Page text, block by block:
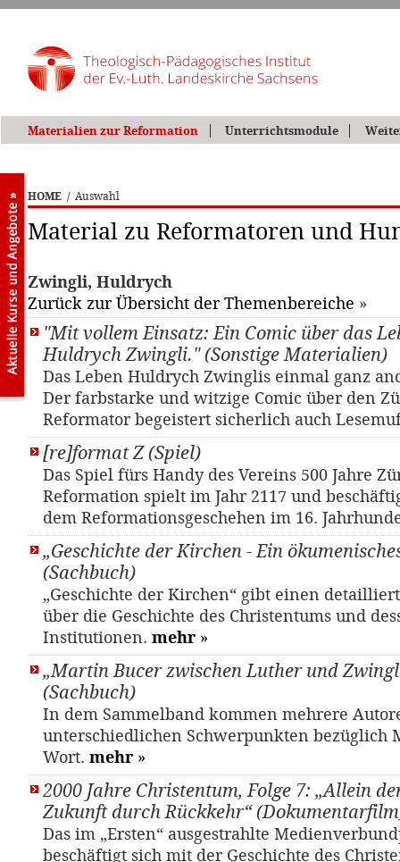
Materialien zur Reformation Unterrichtsmodule
HOME / Auswahl
Material zu Reformatoren und
Zwingli, Huldrych
Zurück zur Übersicht der Themenbereiche »
"Mit vollem Einsatz: Ein Comic über das
Huldrych Zwingli." (Sonstige Materialien)
Das Leben Huldrych Zwinglis einmal ganz
Der farbstarke und witzige Comic über den
Reformator begeistert sicherlich auch
[re]format Z (Spiel)
Das Spiel fürs Handy des Vereins 500 Jahre
Reformation spielt im Jahr 2117 und
dem Reformationsgeschehen im 16.
„Geschichte der Kirchen - Ein
(Sachbuch)
„Geschichte der Kirchen“ gibt einen
über die Geschichte des Christentums und
Institutionen. mehr »
„Martin Bucer zwischen Luther und
(Sachbuch)
In dem Sammelband kommen mehrere
unterschiedlichen Schwerpunkten bezüglich
Wort. mehr »
2000 Jahre Christentum, Folge 7: „Allein
Zukunft durch Rückkehr“
Das im „Ersten“ ausgestrahlte
beschäftigt sich mit der Geschichte des